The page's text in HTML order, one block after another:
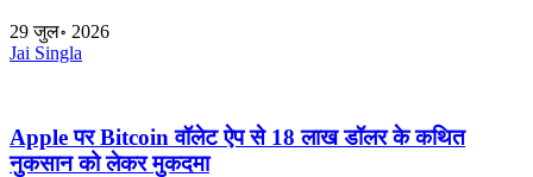
29 जुल॰ 2026
Jai Singla
Apple पर Bitcoin वॉलेट ऐप से 18 लाख डॉलर के कथित
नुकसान को लेकर मुकदमा